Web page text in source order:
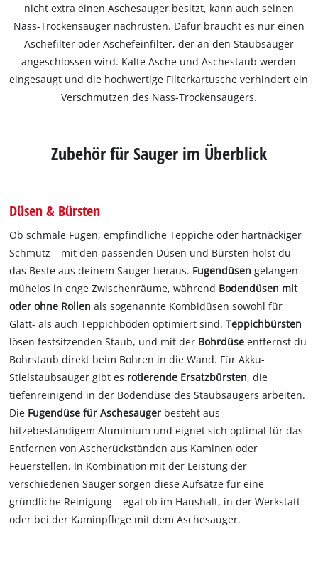
nicht extra einen Aschesauger besitzt, kann auch seinen
Nass-Trockensauger nachrüsten. Dafür braucht es nur einen
Aschefilter oder Aschefeinfilter, der an den Staubsauger
angeschlossen wird. Kalte Asche und Aschestaub werden
eingesaugt und die hochwertige Filterkartusche verhindert ein
Verschmutzen des Nass-Trockensaugers.
Zubehör für Sauger im Überblick
Düsen & Bürsten
Ob schmale Fugen, empfindliche Teppiche oder hartnäckiger
Schmutz – mit den passenden Düsen und Bürsten holst du
das Beste aus deinem Sauger heraus. Fugendüsen gelangen
mühelos in enge Zwischenräume, während Bodendüsen mit
oder ohne Rollen als sogenannte Kombidüsen sowohl für
Glatt- als auch Teppichböden optimiert sind.Teppichbürsten
lösen festsitzenden Staub, und mit der Bohrdüse entfernst du
Bohrstaub direkt beim Bohren in die Wand. Für Akku-
Stielstaubsauger gibt es rotierende Ersatzbürsten, die
tiefenreinigend in der Bodendüse des Staubsaugers arbeiten.
Die Fugendüse für Aschesauger besteht aus
hitzebeständigem Aluminium und eignet sich optimal für das
Entfernen von Ascherückständen aus Kaminen oder
Feuerstellen. In Kombination mit der Leistung der
verschiedenen Sauger sorgen diese Aufsätze für eine
gründliche Reinigung – egal ob im Haushalt, in der Werkstatt
oder bei der Kaminpflege mit dem Aschesauger.